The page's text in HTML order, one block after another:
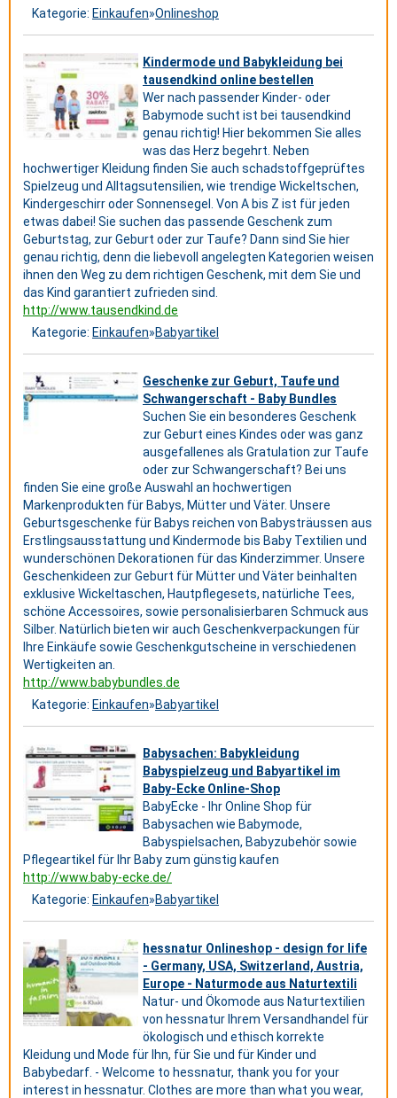
Kategorie: Einkaufen»Onlineshop
Kindermode und Babykleidung bei
tausendkind online bestellen
Wer nach passender Kinder- oder
Babymode sucht ist bei tausendkind
genau richtig! Hier bekommen Sie alles
was das Herz begehrt. Neben
hochwertiger Kleidung finden Sie auch schadstoffgeprüftes
Spielzeug und Alltagsutensilien, wie trendige Wickeltschen,
Kindergeschirr oder Sonnensegel. Von A bis Z ist für jeden
etwas dabei! Sie suchen das passende Geschenk zum
Geburtstag, zur Geburt oder zur Taufe? Dann sind Sie hier
genau richtig, denn die liebevoll angelegten Kategorien weisen
ihnen den Weg zu dem richtigen Geschenk, mit dem Sie und
das Kind garantiert zufrieden sind.
http://www.tausendkind.de
Kategorie: Einkaufen»Babyartikel
Geschenke zur Geburt, Taufe und
Schwangerschaft - Baby Bundles
Suchen Sie ein besonderes Geschenk
zur Geburt eines Kindes oder was ganz
ausgefallenes als Gratulation zur Taufe
oder zur Schwangerschaft? Bei uns
finden Sie eine große Auswahl an hochwertigen
Markenprodukten für Babys, Mütter und Väter. Unsere
Geburtsgeschenke für Babys reichen von Babysträussen aus
Erstlingsausstattung und Kindermode bis Baby Textilien und
wunderschönen Dekorationen für das Kinderzimmer. Unsere
Geschenkideen zur Geburt für Mütter und Väter beinhalten
exklusive Wickeltaschen, Hautpflegesets, natürliche Tees,
schöne Accessoires, sowie personalisierbaren Schmuck aus
Silber. Natürlich bieten wir auch Geschenkverpackungen für
Ihre Einkäufe sowie Geschenkgutscheine in verschiedenen
Wertigkeiten an.
http://www.babybundles.de
Kategorie: Einkaufen»Babyartikel
Babysachen: Babykleidung
Babyspielzeug und Babyartikel im
Baby-Ecke Online-Shop
BabyEcke - Ihr Online Shop für
Babysachen wie Babymode,
Babyspielsachen, Babyzubehör sowie
Pflegeartikel für Ihr Baby zum günstig kaufen
http://www.baby-ecke.de/
Kategorie: Einkaufen»Babyartikel
hessnatur Onlineshop - design for life
- Germany, USA, Switzerland, Austria,
Europe - Naturmode aus Naturtextili
Natur- und Ökomode aus Naturtextilien
von hessnatur Ihrem Versandhandel für
ökologisch und ethisch korrekte
Kleidung und Mode für Ihn, für Sie und für Kinder und
Babybedarf. - Welcome to hessnatur, thank you for your
interest in hessnatur. Clothes are more than what you wear,